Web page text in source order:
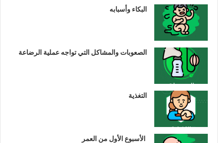
البكاء وأسبابه
الصعوبات والمشاكل التي تواجه عملية الرضاعة
التغذية
الأسبوع الأول من العمر